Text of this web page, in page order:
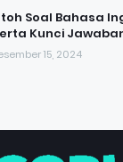
Soal Bahasa
Kunci
15, 2024